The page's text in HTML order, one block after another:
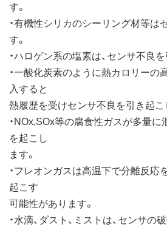
す。
・有機性シリカのシーリング材等は
す。
・ハロゲン系の塩素は、センサ不良
・一酸化炭素のように熱カロリーの
入すると
熱履歴を受けセンサ不良を引き起こ
・NOx,SOx等の腐食性ガスが多量
を起こし
ます。
・フレオンガスは高温下で分離反応
起こす
可能性があります。
・水滴、ダスト、ミストは、センサの